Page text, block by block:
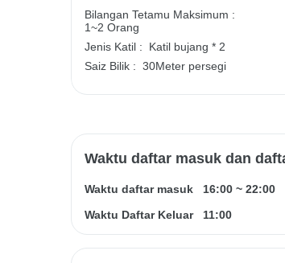
Bilangan Tetamu Maksimum :
1~2 Orang
Jenis Katil :
Katil bujang * 2
Saiz Bilik : 30Meter persegi
Waktu daftar masuk dan
Waktu daftar masuk 16:00 ~ 22:00
Waktu Daftar Keluar
11:00